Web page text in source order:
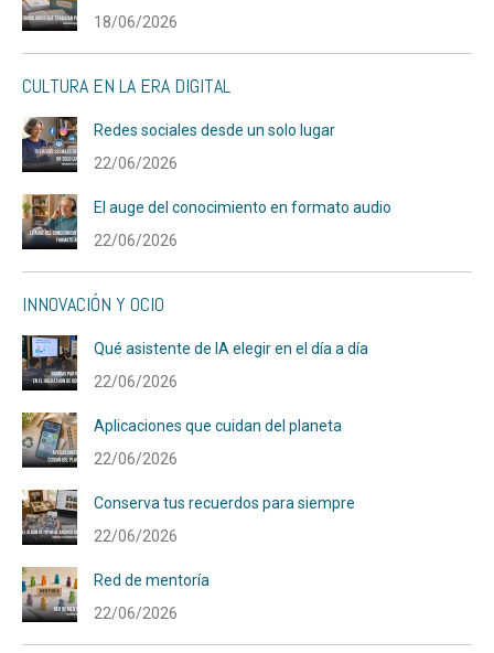
18/06/2026
CULTURA EN LA ERA DIGITAL
Redes sociales desde un solo lugar
22/06/2026
El auge del conocimiento en formato audio
22/06/2026
INNOVACIÓN Y OCIO
Qué asistente de IA elegir en el día a día
22/06/2026
Aplicaciones que cuidan del planeta
22/06/2026
Conserva tus recuerdos para siempre
22/06/2026
Red de mentoría
22/06/2026